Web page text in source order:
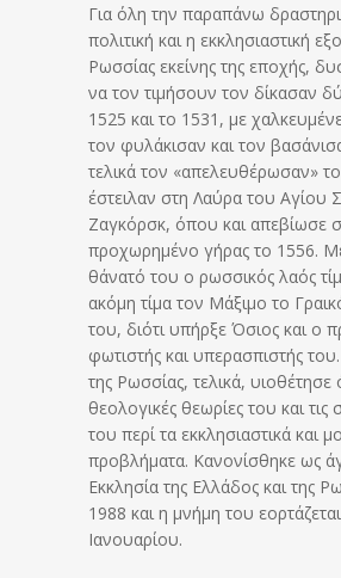
Για όλη την παραπάνω
πολιτική και η εκκλησιαστική
Ρωσσίας εκείνης της εποχής,
να τον τιμήσουν τον δίκασαν
1525 και το 1531, με
τον φυλάκισαν και τον
τελικά τον «απελευθέρωσαν»
έστειλαν στη Λαύρα του Αγίου
Ζαγκόρσκ, όπου και απεβίωσε
προχωρημένο γήρας το 1556.
θάνατό του ο ρωσσικός λαός
ακόμη τίμα τον Μάξιμο το
του, διότι υπήρξε Όσιος και ο
φωτιστής και υπερασπιστής
της Ρωσσίας, τελικά, υιοθέτησε
θεολογικές θεωρίες του και
του περί τα εκκλησιαστικά και
προβλήματα. Κανονίσθηκε ως
Εκκλησία της Ελλάδος και της
1988 και η μνήμη του
Ιανουαρίου.